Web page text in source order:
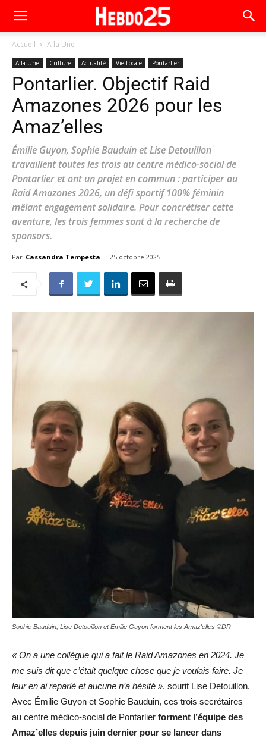
Accueil A la Une
A la Une Culture Actualité Vie Locale Pontarlier
Pontarlier. Objectif Raid
Amazones 2026 pour les
Amaz’elles
Émilie Guyon, Sophie Bauduin et Lise Detouillon
travaillent toutes les trois au centre médico-social de
Pontarlier et ont un projet en commun : participer au
Raid Amazones 2026, un défi sportif 100% féminin
mêlant engagement solidaire. Pour concrétiser cette
aventure, les trois femmes sont à la recherche de
sponsors.
Par Cassandra Tempesta - 25 octobre 2025
Sophie Bauduin, Lise Detouillon et Émilie Guyon forment les Amaz'elles ©DR
« On a une collègue qui a fait le Raid Amazones en 2024. Je
me suis dit que c’était quelque chose que je voulais faire. Je
leur en ai reparlé et aucune n’a hésité », sourit Lise Detouillon.
Avec Émilie Guyon et Sophie Bauduin, ces trois secrétaires
au centre médico-social de Pontarlier forment l’équipe des
Amaz’elles depuis juin dernier pour se lancer dans